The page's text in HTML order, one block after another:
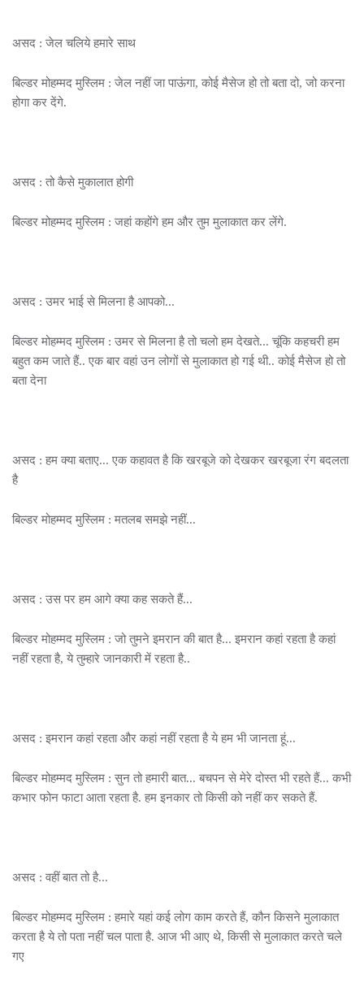
असद : जेल चलिये हमारे साथ
बिल्डर मोहम्मद मुस्लिम : जेल नहीं जा पाऊंगा, कोई मैसेज हो तो बता दो, जो करना
होगा कर देंगे.
असद : तो कैसे मुकालात होगी
बिल्डर मोहम्मद मुस्लिम : जहां कहोंगे हम और तुम मुलाकात कर लेंगे.
असद : उमर भाई से मिलना है आपको...
बिल्डर मोहम्मद मुस्लिम : उमर से मिलना है तो चलो हम देखते... चूंकि कहचरी हम
बहुत कम जाते हैं.. एक बार वहां उन लोगों से मुलाकात हो गई थी.. कोई मैसेज हो तो
बता देना
असद : हम क्या बताए... एक कहावत है कि खरबूजे को देखकर खरबूजा रंग बदलता
है
बिल्डर मोहम्मद मुस्लिम : मतलब समझे नहीं...
असद : उस पर हम आगे क्या कह सकते हैं...
बिल्डर मोहम्मद मुस्लिम : जो तुमने इमरान की बात है... इमरान कहां रहता है कहां
नहीं रहता है, ये तुम्हारे जानकारी में रहता है..
असद : इमरान कहां रहता और कहां नहीं रहता है ये हम भी जानता हूं...
बिल्डर मोहम्मद मुस्लिम : सुन तो हमारी बात... बचपन से मेरे दोस्त भी रहते हैं... कभी
कभार फोन फाटा आता रहता है. हम इनकार तो किसी को नहीं कर सकते हैं.
असद : वहीं बात तो है...
बिल्डर मोहम्मद मुस्लिम : हमारे यहां कई लोग काम करते हैं, कौन किसने मुलाकात
करता है ये तो पता नहीं चल पाता है. आज भी आए थे, किसी से मुलाकात करते चले
गए